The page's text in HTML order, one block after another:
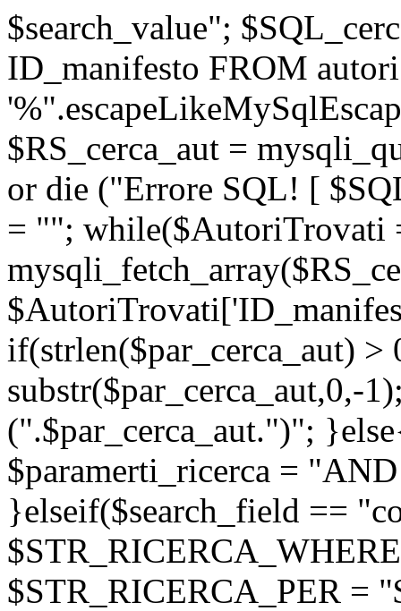
$search_value";
ID_manifesto FROM
$RS_cerca_aut =
or die ("Errore SQL! [
= ""; while($AutoriTrovati
if(strlen($par_cerca_aut) >
substr($par_cerca_aut,0,-
(".$par_cerca_aut.")";
$paramerti_ricerca =
}elseif($search_field ==
$STR_RICERCA_PER = "